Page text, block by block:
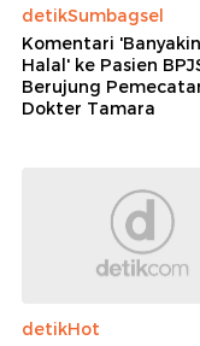
detikSumbagsel
Komentari
Halal' ke Pasien
Berujung
Dokter Tamara
detikHot